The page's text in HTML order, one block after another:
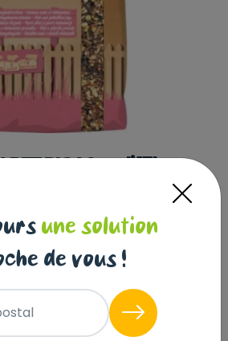
PIG Muesli 17kg
Muesli 17kg Lire la suite
Sélectionner
(offerte dès
28
une solution
de vous !